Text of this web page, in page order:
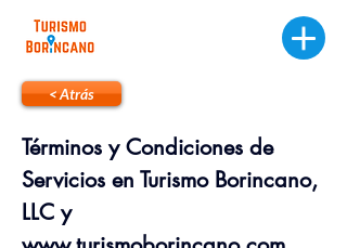
< Atrás
Términos y Condiciones de
Servicios en Turismo Borincano,
LLC y